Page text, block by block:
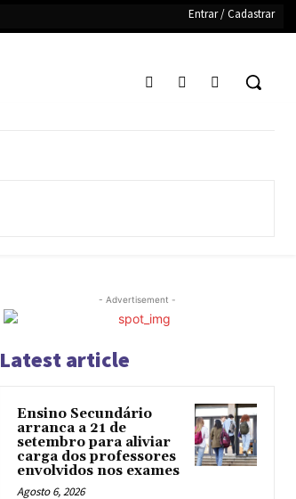
Entrar / Cadastrar
- Advertisement -
Latest article
Ensino Secundário
arranca a 21 de
setembro para aliviar
carga dos professores
envolvidos nos exames
Agosto 6, 2026